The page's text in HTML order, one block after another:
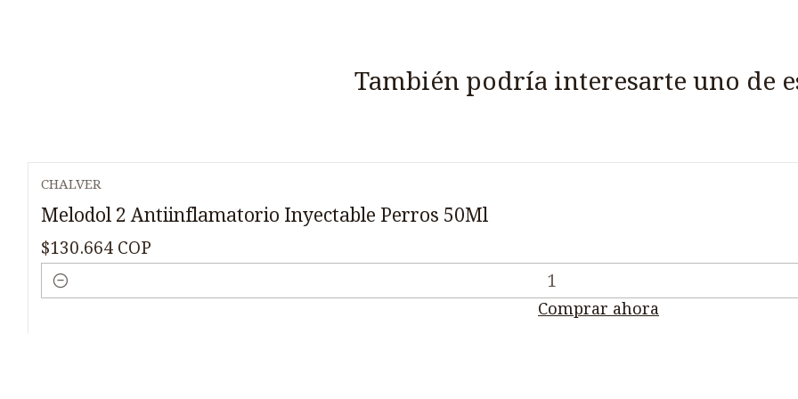
También podría interesarte uno de
CHALVER
Melodol 2 Antiinflamatorio Inyectable Perros 50Ml
$130.664 COP
Cantidad
Comprar ahora